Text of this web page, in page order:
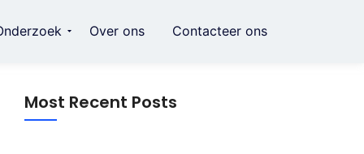
Over ons Contacteer ons
Most Recent Posts